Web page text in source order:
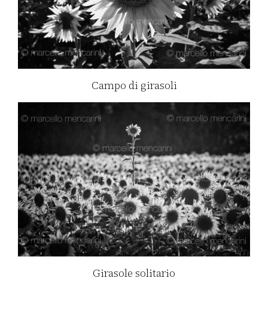
Campo di girasoli
Girasole solitario